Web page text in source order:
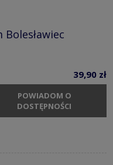
Bolesławiec
39,90 zł
POWIADOM O
DOSTĘPNOŚCI